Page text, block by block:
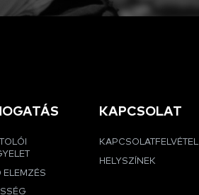
ELEMZÉS
KAPCSOLAT
KAPCSOLATFELVÉTEL
HELYSZÍNEK